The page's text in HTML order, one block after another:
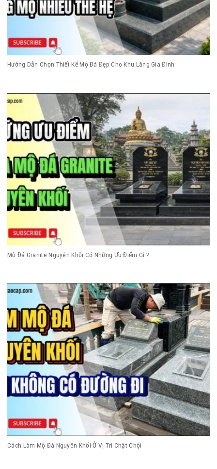
Hướng Dẫn Chọn Thiết Kế Mộ Đá Đẹp Cho Khu Lăng Gia Đình
Mộ Đá Granite Nguyên Khối Có Những Ưu Điểm Gì ?
Cách Làm Mộ Đá Nguyên Khối Ở Vị Trí Chật Chội